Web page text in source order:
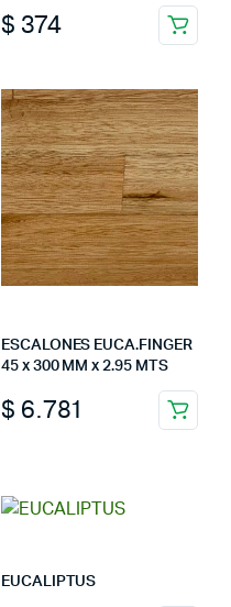
$ 374
ESCALONES EUCA.FINGER
45 x 300 MM x 2.95 MTS
$ 6.781
EUCALIPTUS